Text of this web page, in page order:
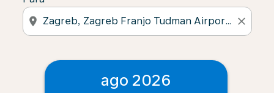
location_on close
ago 2026